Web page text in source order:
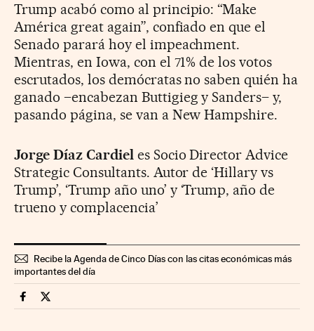
Trump acabó como al principio: “Make
América great again”, confiado en que el
Senado parará hoy el impeachment.
Mientras, en Iowa, con el 71% de los votos
escrutados, los demócratas no saben quién ha
ganado –encabezan Buttigieg y Sanders– y,
pasando página, se van a New Hampshire.
Jorge Díaz Cardieles Socio Director Advice
Strategic Consultants. Autor de ‘Hillary vs
Trump’, ‘Trump año uno’ y ‘Trump, año de
trueno y complacencia’
Recibe la Agenda de Cinco Días con las citas económicas más
importantes del día
Opinion Cinco Días en Facebook
Opinion Cinco Días en Twitter